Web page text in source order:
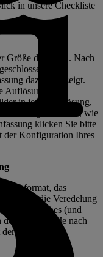
in unsereCheckliste
Größe der Datei. Nach
dazu angezeigt.
der
in jeder Auflösung,
so gut werden, wie
klicken Sie bitte
der Konfiguration Ihres
Buchformat, das
und die Veredelung
des Buches (und
Autor an. Je nach
aktuelle